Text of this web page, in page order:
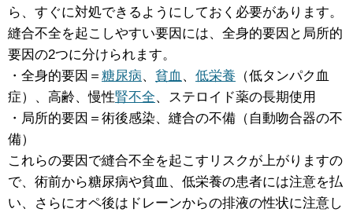
ら、すぐに対処できるようにしておく必要があります。
縫合不全を起こしやすい要因には、全身的要因と局所的
要因の2つに分けられます。
・全身的要因＝ 糖尿病、 貧血 、 低栄養 （低タンパク血
症）、高齢、慢性腎不全、ステロイド薬の長期使用
・局所的要因＝術後感染、縫合の不備（自動吻合器の不
備）
これらの要因で縫合不全を起こすリスクが上がりますの
で、術前から糖尿病や貧血、低栄養の患者には注意を払
い、さらにオペ後はドレーンからの排液の性状に注意し